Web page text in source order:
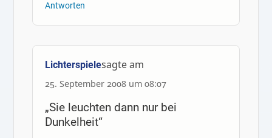
Antworten
Lichterspielesagte am
25. September 2008 um 08:07
„Sie leuchten dann nur bei
Dunkelheit“